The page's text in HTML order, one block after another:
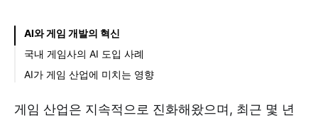
AI와 게임 개발의 혁신
국내 게임사의 AI 도입 사례
엔씨소프트
넷마블
AI가 게임 산업에 미치는 영향
게임 산업은 지속적으로 진화해왔으며, 최근 몇 년